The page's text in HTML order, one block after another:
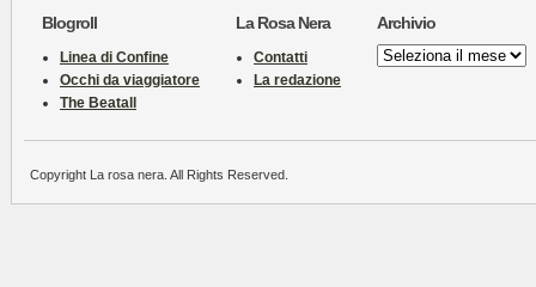
Blogroll
Linea di Confine
Occhi da viaggiatore
The Beatall
La Rosa Nera
Contatti
La redazione
Archivio
Archivio
Copyright La rosa nera. All Rights Reserved.